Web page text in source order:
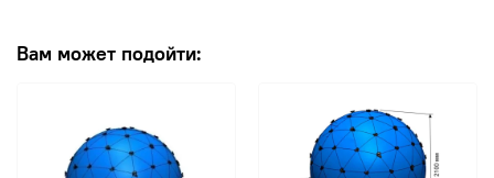
Вам может подойти: